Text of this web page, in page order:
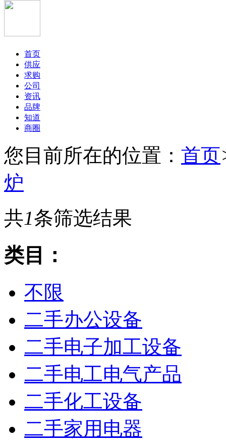
首页
供应
求购
公司
资讯
品牌
知道
商圈
您目前所在的位置： 首页
炉
共1条筛选结果
类目：
不限
二手办公设备
二手电子加工设备
二手电工电气产品
二手化工设备
二手家用电器